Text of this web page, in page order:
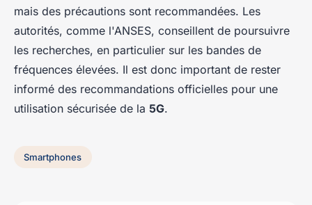
mais des précautions sont recommandées. Les
autorités, comme l'ANSES, conseillent de poursuivre
les recherches, en particulier sur les bandes de
fréquences élevées. Il est donc important de rester
informé des recommandations officielles pour une
utilisation sécurisée de la 5G.
Smartphones